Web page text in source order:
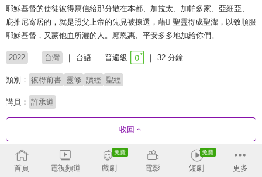
耶穌基督的使徒彼得寫信給那分散在本都、加拉太、加帕多家、亞細亞、
庇推尼寄居的，就是照父上帝的先見被揀選，藉 聖靈得成聖潔，以致順服
耶穌基督，又蒙他血所灑的人。願恩惠、平安多多地加給你們。
2022 台灣 台語 普遍級 32 分鐘
類別： 彼得前書 靈修 讀經 聖經
講員： 許承道
收回
劇集列表 反序
首頁 電視頻道 戲劇 電影 短劇 更多